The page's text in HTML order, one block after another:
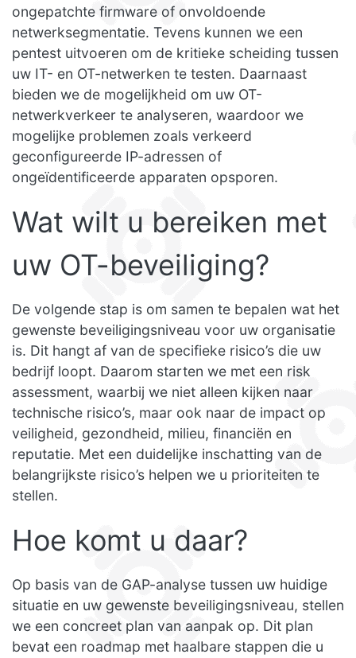
ongepatchte firmware of onvoldoende
netwerksegmentatie. Tevens kunnen we een
pentest uitvoeren om de kritieke scheiding tussen
uw IT- en OT-netwerken te testen. Daarnaast
bieden we de mogelijkheid om uw OT-
netwerkverkeer te analyseren, waardoor we
mogelijke problemen zoals verkeerd
geconfigureerde IP-adressen of
ongeïdentificeerde apparaten opsporen.
Wat wilt u bereiken met
uw OT-beveiliging?
De volgende stap is om samen te bepalen wat het
gewenste beveiligingsniveau voor uw organisatie
is. Dit hangt af van de specifieke risico’s die uw
bedrijf loopt. Daarom starten we met een risk
assessment, waarbij we niet alleen kijken naar
technische risico’s, maar ook naar de impact op
veiligheid, gezondheid, milieu, financiën en
reputatie. Met een duidelijke inschatting van de
belangrijkste risico’s helpen we u prioriteiten te
stellen.
Hoe komt u daar?
Op basis van de GAP-analyse tussen uw huidige
situatie en uw gewenste beveiligingsniveau, stellen
we een concreet plan van aanpak op. Dit plan
bevat een roadmap met haalbare stappen die u